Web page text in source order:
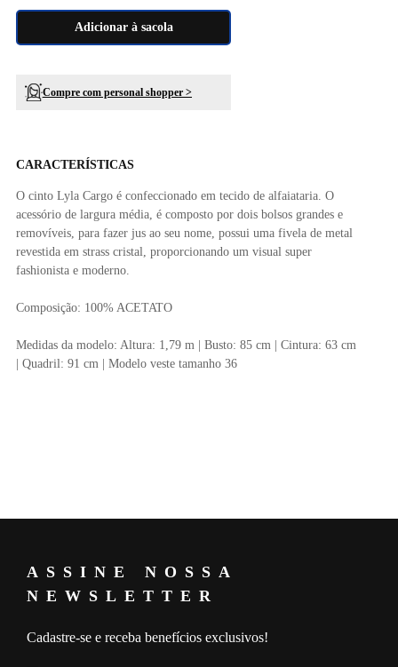
Adicionar à sacola
Compre com personal shopper >
CARACTERÍSTICAS
O cinto Lyla Cargo é confeccionado em tecido de alfaiataria. O
acessório de largura média, é composto por dois bolsos grandes e
removíveis, para fazer jus ao seu nome, possui uma fivela de metal
revestida em strass cristal, proporcionando um visual super
fashionista e moderno.
Composição: 100% ACETATO
Medidas da modelo: Altura: 1,79 m | Busto: 85 cm | Cintura: 63 cm
| Quadril: 91 cm | Modelo veste tamanho 36
ASSINE NOSSA
NEWSLETTER
Cadastre-se e receba benefícios exclusivos!